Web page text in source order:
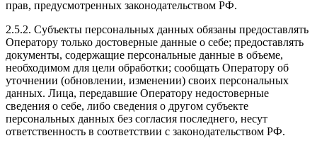
прав, предусмотренных законодательством РФ.
2.5.2. Субъекты персональных данных обязаны предоставлять
Оператору только достоверные данные о себе; предоставлять
документы, содержащие персональные данные в объеме,
необходимом для цели обработки; сообщать Оператору об
уточнении (обновлении, изменении) своих персональных
данных. Лица, передавшие Оператору недостоверные
сведения о себе, либо сведения о другом субъекте
персональных данных без согласия последнего, несут
ответственность в соответствии с законодательством РФ.